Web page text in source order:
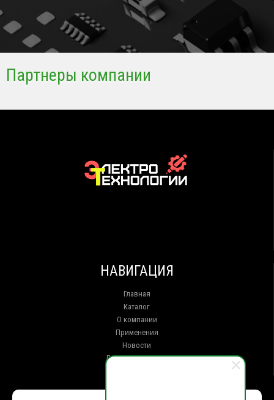
Партнеры компании
НАВИГАЦИЯ
Главная
Каталог
О компании
Применения
Новости
Доставка и оплата